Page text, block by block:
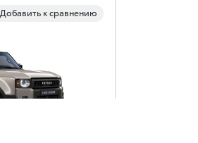
Добавить к сравнению